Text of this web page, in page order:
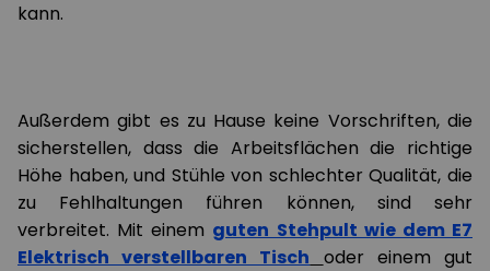
kann.
Außerdem gibt es zu Hause keine Vorschriften, die
sicherstellen, dass die Arbeitsflächen die richtige
Höhe haben, und Stühle von schlechter Qualität, die
zu Fehlhaltungen führen können, sind sehr
verbreitet. Mit einem guten Stehpult wie dem E7
Elektrisch verstellbaren Tisch
oder einem gut